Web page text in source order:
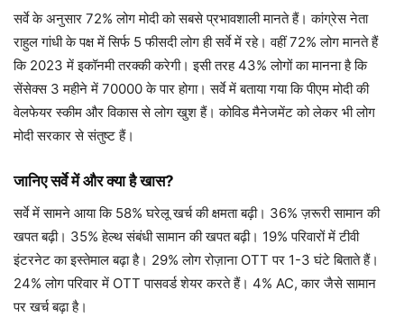
सर्वे के अनुसार 72% लोग मोदी को सबसे प्रभावशाली मानते हैं। कांग्रेस नेता
राहुल गांधी के पक्ष में सिर्फ 5 फीसदी लोग ही सर्वे में रहे। वहीं 72% लोग मानते हैं
कि 2023 में इकॉनमी तरक्की करेगी। इसी तरह 43% लोगों का मानना है कि
सेंसेक्स 3 महीने में 70000 के पार होगा। सर्वे में बताया गया कि पीएम मोदी की
वेलफेयर स्कीम और विकास से लोग खुश हैं। कोविड मैनेजमेंट को लेकर भी लोग
मोदी सरकार से संतुष्ट हैं।
जानिए सर्वे में और क्या है खास?
सर्वे में सामने आया कि 58% घरेलू खर्च की क्षमता बढ़ी। 36% ज़रूरी सामान की
खपत बढ़ी। 35% हेल्थ संबंधी सामान की खपत बढ़ी। 19% परिवारों में टीवी
इंटरनेट का इस्तेमाल बढ़ा है। 29% लोग रोज़ाना OTT पर 1-3 घंटे बिताते हैं।
24% लोग परिवार में OTT पासवर्ड शेयर करते हैं। 4% AC, कार जैसे सामान
पर खर्च बढ़ा है।